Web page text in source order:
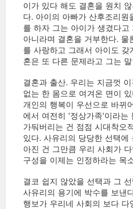
이가 있다 해도 결혼을 원치
다. 아이의 아빠가 산후조리원
를 하자 그는 아이가 생겼다고
아니라며 결혼을 거부한다. 물
를 사랑하고 그래서 아이도 갖
혼은 또 다른 문제라고 그는
결혼과 출산. 우리는 지금껏
없는 한 몸으로 여겨온 면이
개인의 행복이 우선으로 바뀌
에서 여전히 '정상가족'이라는
가둬버리는 건 점점 시대착오
있다. 사유리의 당당한 선택에
아진 건 그만큼 우리 사회가
구성을 이제는 인정하라는 목
결코 쉽지 않았을 선택과 그
사유리의 용기에 박수를 보낸
행보가 우리네 사회의 보다 다